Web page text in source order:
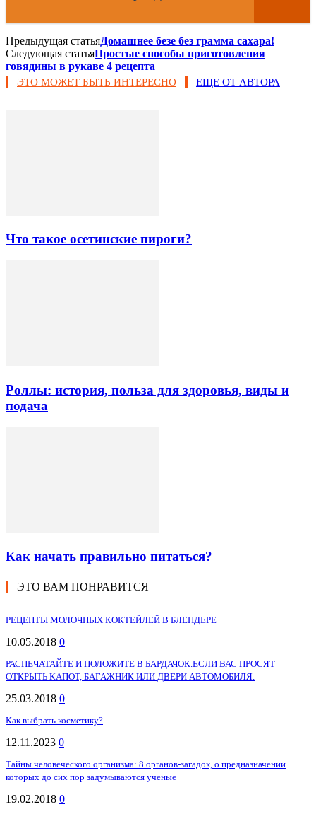
Предыдущая статьяДомашнее безе без грамма сахара!
Следующая статьяПростые способы приготовления
говядины в рукаве 4 рецепта
ЭТО МОЖЕТ БЫТЬ ИНТЕРЕСНО ЕЩЕ ОТ АВТОРА
Что такое осетинские пироги?
Роллы: история, польза для здоровья, виды и
подача
Как начать правильно питаться?
ЭТО ВАМ ПОНРАВИТСЯ
РЕЦЕПТЫ МОЛОЧНЫХ КОКТЕЙЛЕЙ В БЛЕНДЕРЕ
10.05.2018 0
РАСПЕЧАТАЙТЕ И ПОЛОЖИТЕ В БАРДАЧОК.ЕСЛИ ВАС ПРОСЯТ
ОТКРЫТЬ КАПОТ, БАГАЖНИК ИЛИ ДВЕРИ АВТОМОБИЛЯ.
25.03.2018 0
Как выбрать косметику?
12.11.2023 0
Тайны человеческого организма: 8 органов-загадок, о предназначении
которых до сих пор задумываются ученые
19.02.2018 0